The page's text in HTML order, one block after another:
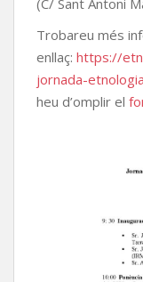
(C/ Sant Antoni
Trobareu més
enllaç: https://
jornada-
heu d’omplir el